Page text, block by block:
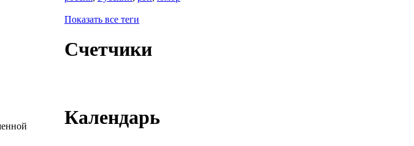
Показать все теги
Счетчики
Календарь